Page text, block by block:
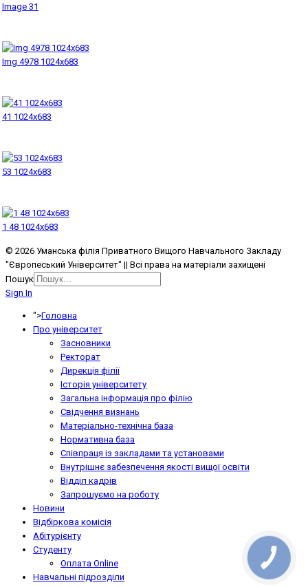
Image 31
Img 4978 1024x683
41 1024x683
53 1024x683
1 48 1024x683
© 2026 Уманська філія Приватного Вищого Навчального Закладу
"Європеський Університет" || Всі права на матеріали захищені
Пошук
Sign In
">Головна
Про університет
Засновники
Ректорат
Дирекція філії
Історія університету
Загальна інформація про філію
Свідчення визнань
Матеріально-технічна база
Нормативна база
Співпраця із закладами та установами
Внутрішнє забезпечення якості вищої освіти
Відділ кадрів
Запрошуємо на роботу
Новини
Відбіркова комісія
Абітурієнту
Студенту
Оплата Online
Навчальні підрозділи